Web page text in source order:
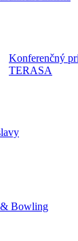
Konferenčný
TERASA
Bowling